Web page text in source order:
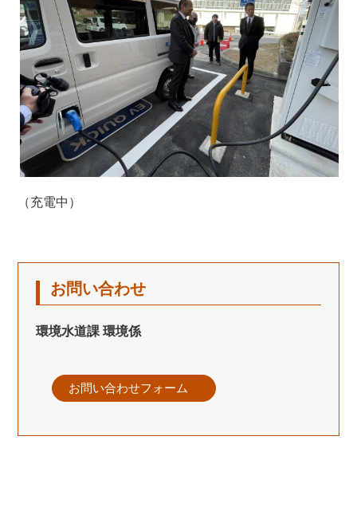
（充電中）
お問い合わせ
環境水道課 環境係
お問い合わせフォーム